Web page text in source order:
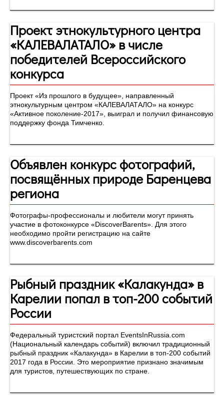
Проект этнокультурного центра
«КАЛЕВАЛАТАЛО» в числе
победителей Всероссийского
конкурса
Проект «Из прошлого в будущее», направленный
этнокультурным центром «КАЛЕВАЛАТАЛО» на конкурс
«Активное поколение-2017», выиграл и получил финансовую
поддержку фонда Тимченко.
Объявлен конкурс фотографий,
посвящённых природе Баренцева
региона
Фотографы-профессионалы и любители могут принять
участие в фотоконкурсе «DiscoverBarents». Для этого
необходимо пройти регистрацию на сайте
www.discoverbarents.com
Рыбный праздник «Калакунда» в
Карелии попал в топ-200 событий
России
Федеральный туристский портал EventsInRussia.com
(Национальный календарь событий) включил традиционный
рыбный праздник «Калакунда» в Карелии в топ-200 событий
2017 года в России. Это мероприятие признано значимым
для туристов, путешествующих по стране.